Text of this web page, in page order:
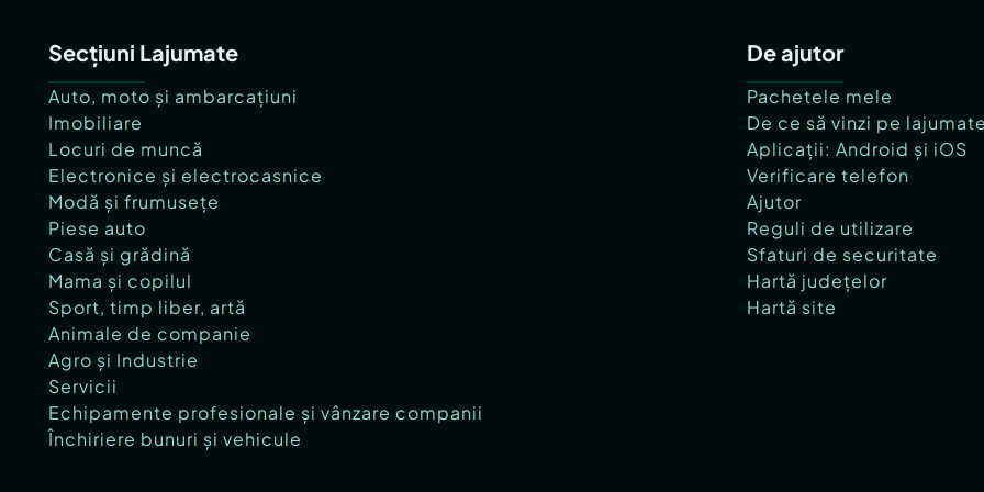
Secțiuni Lajumate
Auto, moto și ambarcațiuni
Imobiliare
Locuri de muncă
Electronice și electrocasnice
Modă și frumusețe
Piese auto
Casă și grădină
Mama și copilul
Sport, timp liber, artă
Animale de companie
Agro și Industrie
Servicii
Echipamente profesionale și vânzare companii
Închiriere bunuri și vehicule
De ajutor
Pachetele mele
De ce să vinzi pe
Aplicații: Android și iOS
Verificare telefon
Ajutor
Reguli de utilizare
Sfaturi de securitate
Hartă județelor
Hartă site